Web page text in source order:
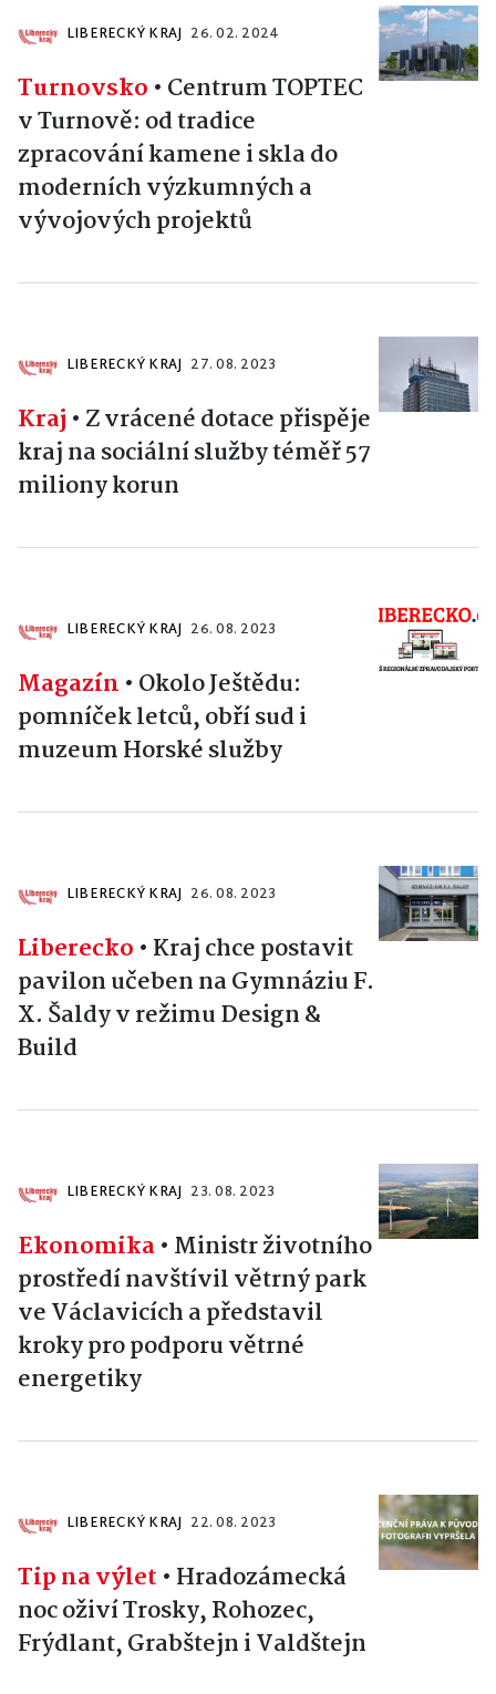
LIBERECKÝ KRAJ 26. 02. 2024
Turnovsko • Centrum TOPTEC
v Turnově: od tradice
zpracování kamene i skla do
moderních výzkumných a
vývojových projektů
LIBERECKÝ KRAJ 27. 08. 2023
Kraj • Z vrácené dotace přispěje
kraj na sociální služby téměř 57
miliony korun
LIBERECKÝ KRAJ 26. 08. 2023
Magazín • Okolo Ještědu:
pomníček letců, obří sud i
muzeum Horské služby
LIBERECKÝ KRAJ 26. 08. 2023
Liberecko • Kraj chce postavit
pavilon učeben na Gymnáziu F.
X. Šaldy v režimu Design &
Build
LIBERECKÝ KRAJ 23. 08. 2023
Ekonomika• Ministr životního
prostředí navštívil větrný park
ve Václavicích a představil
kroky pro podporu větrné
energetiky
LIBERECKÝ KRAJ 22. 08. 2023
Tip na výlet • Hradozámecká
noc oživí Trosky, Rohozec,
Frýdlant, Grabštejn i Valdštejn